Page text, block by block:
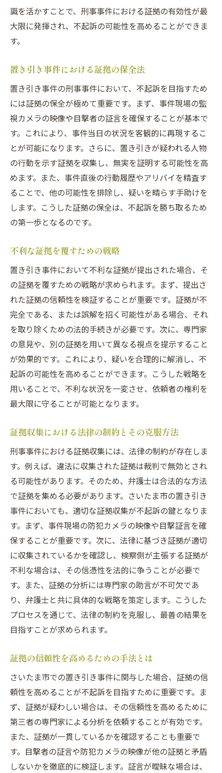
識を活かすことで、刑事事件における証拠の有効性が最
大限に発揮され、不起訴の可能性を高めることができま
す。
置き引き事件における証拠の保全法
置き引き事件の刑事事件において、不起訴を目指すため
には証拠の保全が極めて重要です。まず、事件現場の監
視カメラの映像や目撃者の証言を確保することが基本で
す。これにより、事件当日の状況を客観的に再現するこ
とが可能になります。さらに、置き引きが疑われる人物
の行動を示す証拠を収集し、無実を証明する可能性を高
めます。また、事件直後の行動履歴やアリバイを精査す
ることで、他の可能性を排除し、疑いを晴らす手助けを
します。こうした証拠の保全は、不起訴を勝ち取るため
の第一歩となるのです。
不利な証拠を覆すための戦略
置き引き事件において不利な証拠が提出された場合、そ
の証拠を覆すための戦略が求められます。まず、提出さ
れた証拠の信頼性を検証することが重要です。証拠が不
完全である、または誤解を招く可能性がある場合、それ
を取り除くための法的手続きが必要です。次に、専門家
の意見や、別の証拠を用いて異なる視点を提示すること
が効果的です。これにより、疑いを合理的に解消し、不
起訴の可能性を高めることができます。こうした戦略を
用いることで、不利な状況を一変させ、依頼者の権利を
最大限に守ることが可能となります。
証拠収集における法律の制約とその克服方法
刑事事件における証拠収集には、法律の制約が存在しま
す。例えば、違法に収集された証拠は裁判で無効とされ
る可能性があります。そのため、弁護士は合法的な方法
で証拠を集める必要があります。さいたま市の置き引き
事件においても、適切な証拠収集が不起訴の鍵となりま
す。まず、事件現場の防犯カメラの映像や目撃証言を確
保することが重要です。次に、法律に基づき証拠が適切
に収集されているかを確認し、検察側が主張する証拠が
不利な場合は、その信憑性を法的に争うことが必要で
す。また、証拠の分析には専門家の助言が不可欠であ
り、弁護士と共に具体的な戦略を策定します。こうした
プロセスを通じて、法律の制約を克服し、最善の結果を
目指すことが求められます。
証拠の信頼性を高めるための手法とは
さいたま市での置き引き事件に関与した場合、証拠の信
頼性を高めることが不起訴を目指すために重要です。ま
ず、証拠が疑わしい場合は、その信頼性を高めるために
第三者の専門家による分析を依頼することが有効です。
また、証拠が一貫しているかを確認することも重要で
す。目撃者の証言や防犯カメラの映像が他の証拠と矛盾
しないかを徹底的に検証します。証言が曖昧な場合は、